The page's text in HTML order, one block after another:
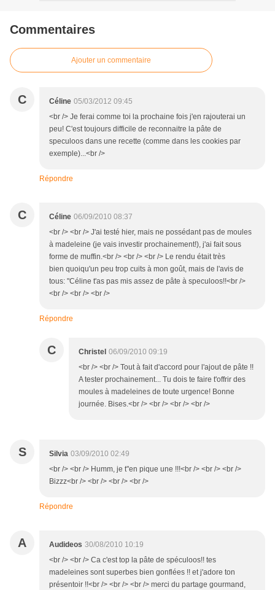
Commentaires
Ajouter un commentaire
C Céline 05/03/2012 09:45
<br /> Je ferai comme toi la prochaine fois j'en rajouterai un
peu! C'est toujours difficile de reconnaitre la pâte de
speculoos dans une recette (comme dans les cookies par
exemple)...<br />
Répondre
C Céline 06/09/2010 08:37
<br /> <br /> J'ai testé hier, mais ne possédant pas de moules
à madeleine (je vais investir prochainement!), j'ai fait sous
forme de muffin.<br /> <br /> <br /> Le rendu était très
bien quoiqu'un peu trop cuits à mon goût, mais de l'avis de
tous: "Céline t'as pas mis assez de pâte à speculoos!!<br />
<br /> <br /> <br />
Répondre
C Christel 06/09/2010 09:19
<br /> <br /> Tout à fait d'accord pour l'ajout de pâte !!
A tester prochainement... Tu dois te faire t'offrir des
moules à madeleines de toute urgence! Bonne
journée. Bises.<br /> <br /> <br /> <br />
S Silvia 03/09/2010 02:49
<br /> <br /> Humm, je t"en pique une !!!<br /> <br /> <br />
Bizzz<br /> <br /> <br /> <br />
Répondre
A Audideos 30/08/2010 10:19
<br /> <br /> Ca c'est top la pâte de spéculoos!! tes
madeleines sont superbes bien gonflées !! et j'adore ton
présentoir !!<br /> <br /> <br /> merci du partage gourmand,